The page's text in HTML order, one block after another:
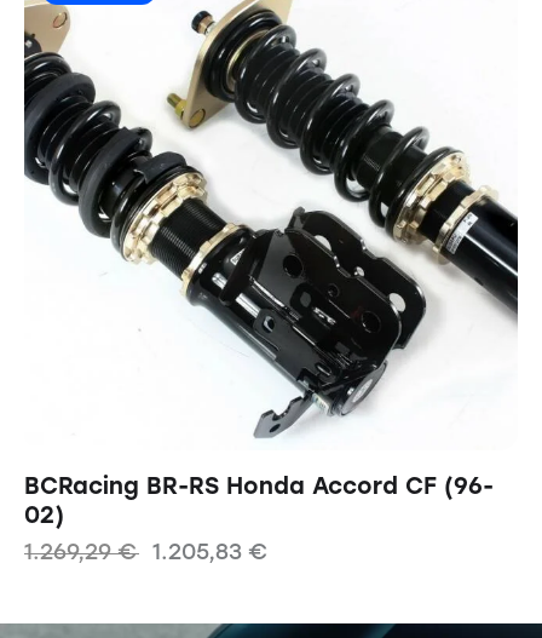
BCRacing BR-RS Honda Accord CF (96-
02)
1.269,29€ 1.205,83 €